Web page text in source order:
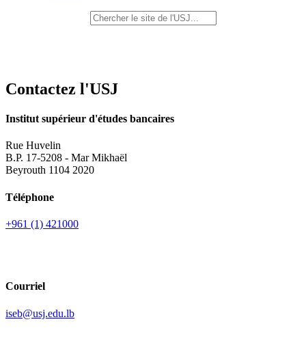
Contactez l'USJ
Institut supérieur d'études bancaires
Rue Huvelin
B.P. 17-5208 - Mar Mikhaël
Beyrouth 1104 2020
Téléphone
+961 (1) 421000
Courriel
iseb@usj.edu.lb